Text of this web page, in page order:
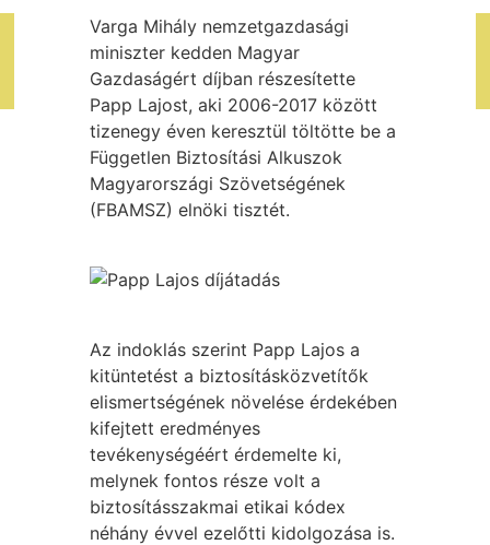
Varga Mihály nemzetgazdasági
miniszter kedden Magyar
Gazdaságért díjban részesítette
Papp Lajost, aki 2006-2017 között
tizenegy éven keresztül töltötte be a
Független Biztosítási Alkuszok
Magyarországi Szövetségének
(FBAMSZ) elnöki tisztét.
Az indoklás szerint Papp Lajos a
kitüntetést a biztosításközvetítők
elismertségének növelése érdekében
kifejtett eredményes
tevékenységéért érdemelte ki,
melynek fontos része volt a
biztosításszakmai etikai kódex
néhány évvel ezelőtti kidolgozása is.